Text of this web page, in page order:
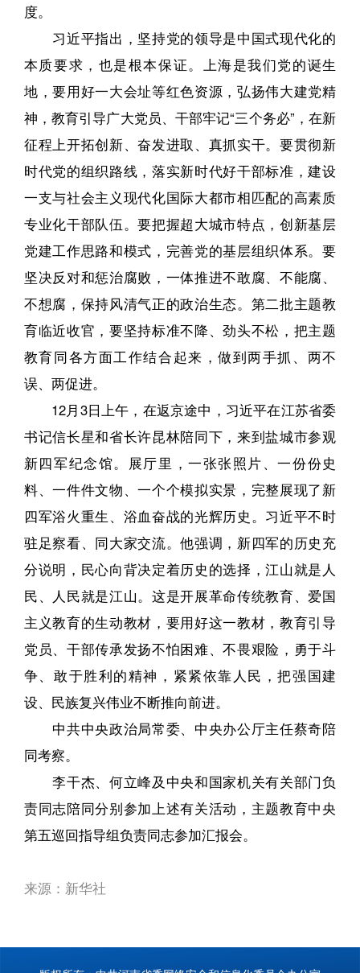
度。
习近平指出，坚持党的领导是中国式现代化的
本质要求，也是根本保证。上海是我们党的诞生
地，要用好一大会址等红色资源，弘扬伟大建党精
神，教育引导广大党员、干部牢记“三个务必”，在新
征程上开拓创新、奋发进取、真抓实干。要贯彻新
时代党的组织路线，落实新时代好干部标准，建设
一支与社会主义现代化国际大都市相匹配的高素质
专业化干部队伍。要把握超大城市特点，创新基层
党建工作思路和模式，完善党的基层组织体系。要
坚决反对和惩治腐败，一体推进不敢腐、不能腐、
不想腐，保持风清气正的政治生态。第二批主题教
育临近收官，要坚持标准不降、劲头不松，把主题
教育同各方面工作结合起来，做到两手抓、两不
误、两促进。
12月3日上午，在返京途中，习近平在江苏省委
书记信长星和省长许昆林陪同下，来到盐城市参观
新四军纪念馆。展厅里，一张张照片、一份份史
料、一件件文物、一个个模拟实景，完整展现了新
四军浴火重生、浴血奋战的光辉历史。习近平不时
驻足察看、同大家交流。他强调，新四军的历史充
分说明，民心向背决定着历史的选择，江山就是人
民、人民就是江山。这是开展革命传统教育、爱国
主义教育的生动教材，要用好这一教材，教育引导
党员、干部传承发扬不怕困难、不畏艰险，勇于斗
争、敢于胜利的精神，紧紧依靠人民，把强国建
设、民族复兴伟业不断推向前进。
中共中央政治局常委、中央办公厅主任蔡奇陪
同考察。
李干杰、何立峰及中央和国家机关有关部门负
责同志陪同分别参加上述有关活动，主题教育中央
第五巡回指导组负责同志参加汇报会。
来源：新华社